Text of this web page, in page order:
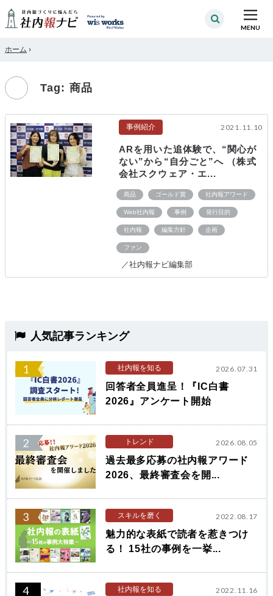
MENU
ホーム ›
Tag: 商品
事例紹介 2021.11.10
ARを用いた追体験で、“関心が
ない”から“自分ごと”へ （株式
会社スクウェア・エ...
商品 ゴールド賞 社内報アワード
Web社内報 事例 発行目的
社内報 編集方針 企画
ファン
／社内報ナビ編集部
人気記事ランキング
1 社内報を知る 2026.07.31
回答者全員進呈！『IC白書
2026』アンケート開始
2 トレンド 2026.08.05
過去最多応募の社内報アワード
2026、最終審査会を開...
3 スキルを磨く 2022.08.17
魅力的な表紙で読者を惹きつけ
る！ 15社の事例を一挙...
4 社内報を知る 2022.11.16